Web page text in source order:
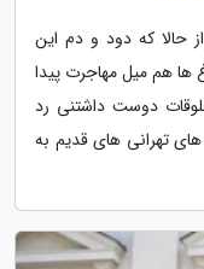
حالا که دود و دم این
ها هم میل مهاجرت پیدا
دوست داشتنی رد
تهرانی های قدیم به